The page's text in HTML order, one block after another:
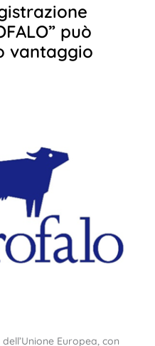
può
vantaggio
Europea, con